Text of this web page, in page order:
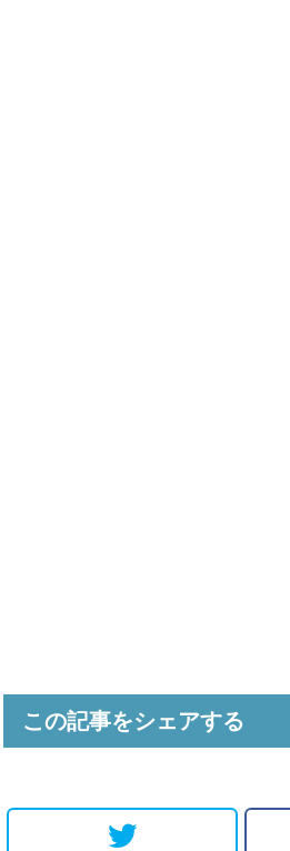
この記事をシェアする